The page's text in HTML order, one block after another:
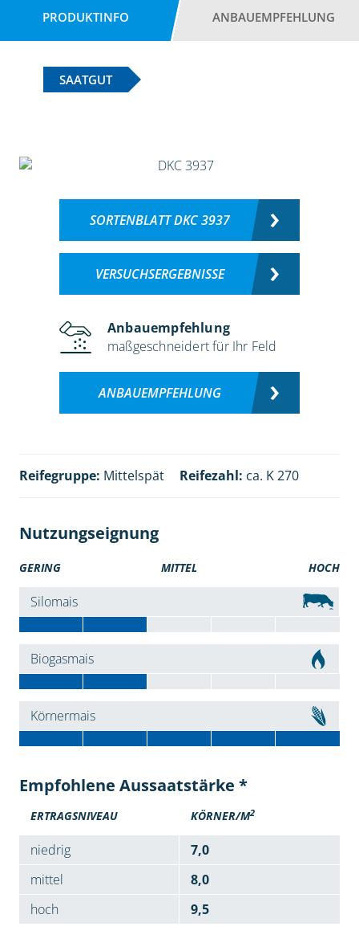
PRODUKTINFO ANBAUEMPFEHLUNG
SAATGUT
SORTENBLATT DKC 3937
VERSUCHSERGEBNISSE
Anbauempfehlung
maßgeschneidert für Ihr Feld
ANBAUEMPFEHLUNG
Reifegruppe: Mittelspät Reifezahl: ca. K 270
Nutzungseignung
GERING MITTEL HOCH
Silomais
Biogasmais
Körnermais
Empfohlene Aussaatstärke *
ERTRAGSNIVEAU KÖRNER/M2
niedrig
7,0
mittel
8,0
hoch
9,5